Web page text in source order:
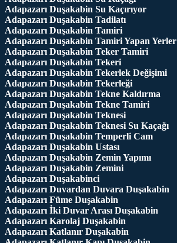
Adapazarı Duşakabin Su Kaçırıyor
Adapazarı Duşakabin Tadilatı
Adapazarı Duşakabin Tamiri
Adapazarı Duşakabin Tamiri Yapan Yerler
Adapazarı Duşakabin Teker Tamiri
Adapazarı Duşakabin Tekeri
Adapazarı Duşakabin Tekerlek Değişimi
Adapazarı Duşakabin Tekerleği
Adapazarı Duşakabin Tekne Kaldırma
Adapazarı Duşakabin Tekne Tamiri
Adapazarı Duşakabin Teknesi
Adapazarı Duşakabin Teknesi Su Kaçağı
Adapazarı Duşakabin Temperli Cam
Adapazarı Duşakabin Ustası
Adapazarı Duşakabin Zemin Yapımı
Adapazarı Duşakabin Zemini
Adapazarı Duşakabinci
Adapazarı Duvardan Duvara Duşakabin
Adapazarı Füme Duşakabin
Adapazarı İki Duvar Arası Duşakabin
Adapazarı Karolaj Duşakabin
Adapazarı Katlanır Duşakabin